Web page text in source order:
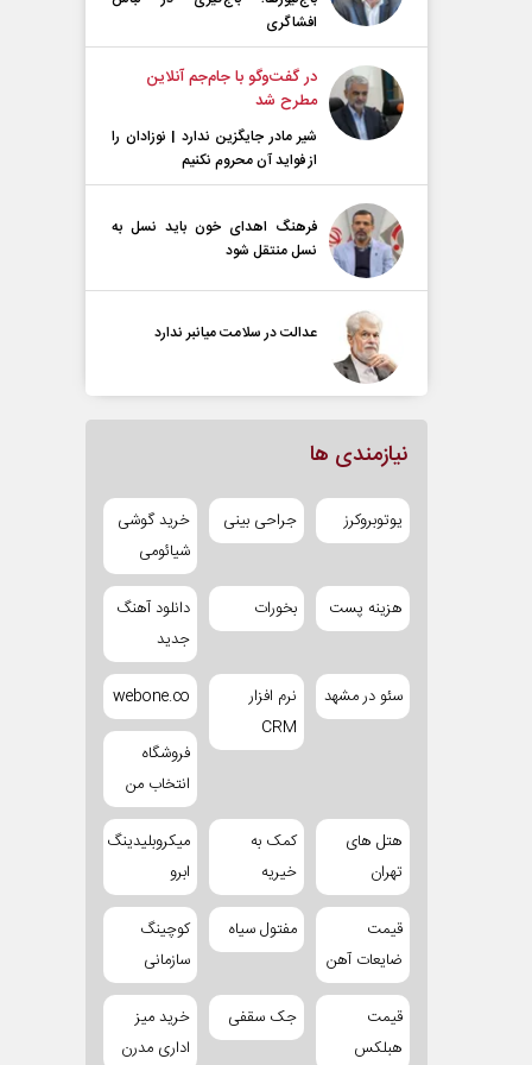
افشاگری
در گفت‌و‌گو با جام‌جم آنلاین
مطرح شد
شیر مادر جایگزین ندارد | نوزادان را
از فواید آن محروم نکنیم
فرهنگ اهدای خون باید نسل به
نسل منتقل شود
عدالت در سلامت میانبر ندارد
نیازمندی ها
یوتوبروکرز جراحی بینی
خرید گوشی
شیائومی
هزینه پست بخورات
دانلود آهنگ
جدید
سئو در مشهد
نرم افزار
CRM
webone.co
فروشگاه
انتخاب من
هتل های
تهران
کمک به
خیریه
میکروبلیدینگ
ابرو
قیمت
ضایعات آهن
مفتول سیاه
کوچینگ
سازمانی
قیمت
هبلکس
جک سقفی
خرید میز
اداری مدرن